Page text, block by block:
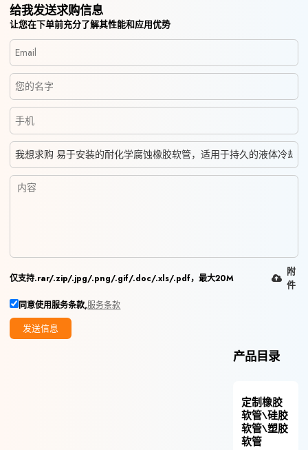
给我发送求购信息
让您在下单前充分了解其性能和应用优势
仅支持.rar/.zip/.jpg/.png/.gif/.doc/.xls/.pdf，最大20M
附
件
同意使用服务条款,服务条款
发送信息
产品目录
定制橡胶
软管\硅胶
软管\塑胶
软管